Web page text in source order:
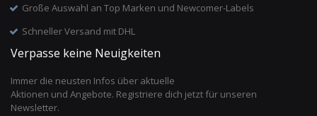
Große Auswahl an Top Marken und Newcomer-Labels
Schneller Versand mit DHL
Verpasse keine Neuigkeiten
Immer die neusten Infos über aktuelle
Aktionen und Angebote. Registriere dich jetzt für unseren
Newsletter.